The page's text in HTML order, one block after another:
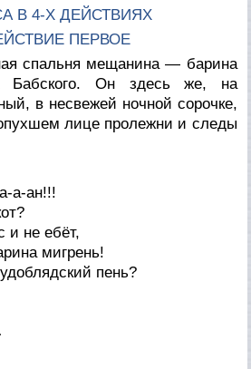
В 4-Х ДЕЙСТВИЯХ
ПЕРВОЕ
спальня мещанина — барина
Бабского. Он здесь же, на
в несвежей ночной сорочке,
лице пролежни и следы
а-ан!!!
и не ебёт,
мигрень!
пень?